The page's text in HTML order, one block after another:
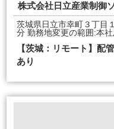
株式会社日立産業制御
茨城県日立市幸町３丁目
分 勤務地変更の範囲:本
【茨城：リモート】
あり